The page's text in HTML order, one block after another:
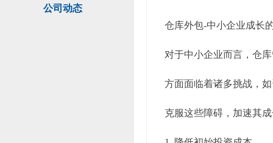
公司动态
仓库外包-中小企业成长
对于中小企业而言，仓
方面面临着诸多挑战，
克服这些障碍，加速其